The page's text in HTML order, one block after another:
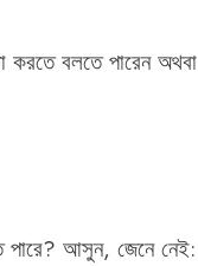
করতে বলতে পারেন অথবা
পারে? আসুন, জেনে নেই: